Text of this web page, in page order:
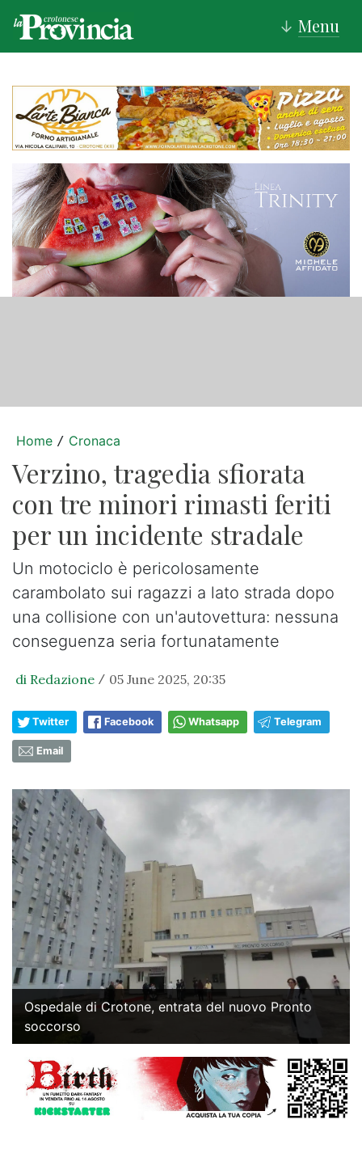
↓ Menu
Home / Cronaca
Verzino, tragedia sfiorata
con tre minori rimasti feriti
per un incidente stradale
Un motociclo è pericolosamente
carambolato sui ragazzi a lato strada dopo
una collisione con un'autovettura: nessuna
conseguenza seria fortunatamente
di Redazione / 05 June 2025, 20:35
Twitter Facebook Whatsapp Telegram
Email
Ospedale di Crotone, entrata del nuovo Pronto
soccorso